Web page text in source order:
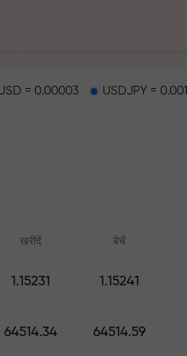
= 0.00003 USDJPY = 0.001
खरीदें बेचें
1.15231 1.15241
64514.34 64514.59
शुरुआत से ट्रेडिंग सीखें — सभी स्तरों के